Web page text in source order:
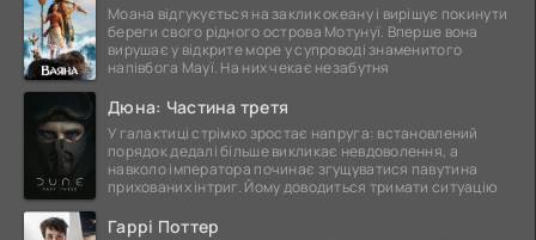
Моана відгукується на заклик океану і вирішує покинути
береги свого рідного острова Мотунуї. Вперше вона
вирушає у відкрите море у супроводі знаменитого
напівбога Мауї. На них чекає незабутня
Дюна: Частина третя
У галактиці стрімко зростає напруга: встановлений
порядок дедалі більше викликає невдоволення, а
навколо імператора починає згущуватися павутина
прихованих інтриг. Йому доводиться тримати ситуацію
Гаррі Поттер